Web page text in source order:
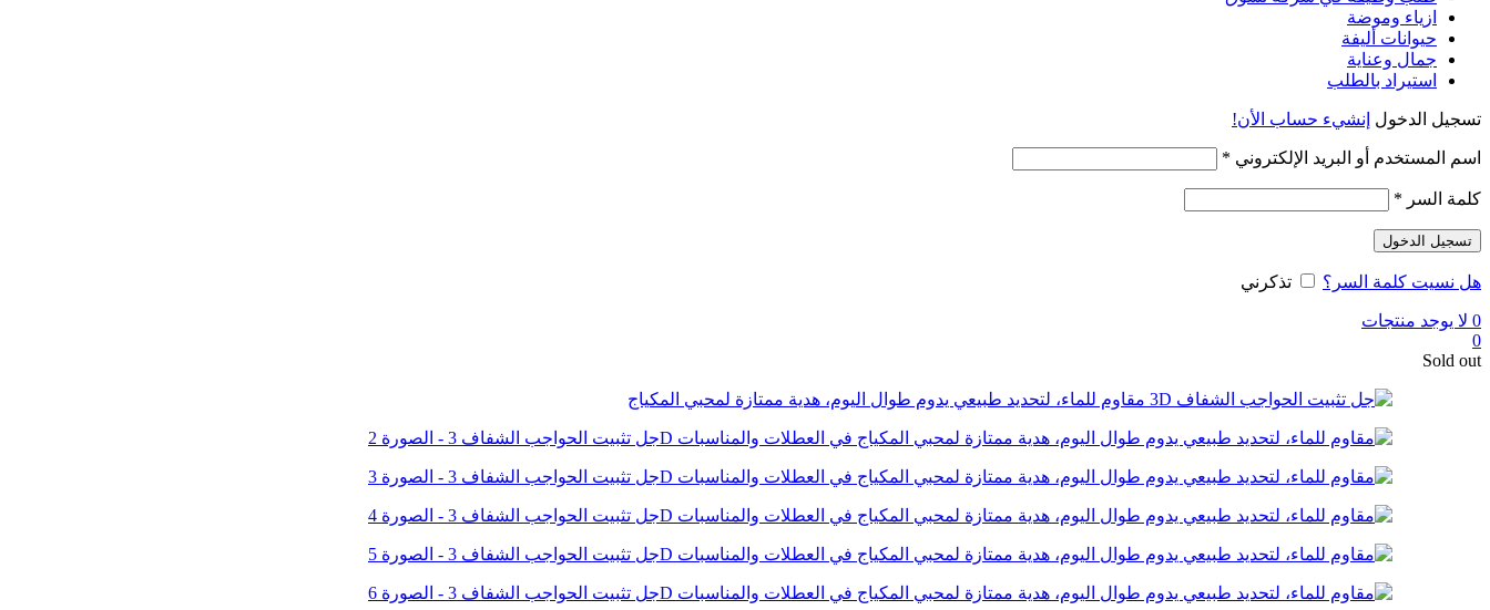
ازياء وموضة
حيوانات أليفة
جمال وعناية
استيراد بالطلب
تسجيل الدخول إنشيء حساب الأن!
اسم المستخدم أو البريد الإلكتروني *
كلمة السر *
تسجيل الدخول
هل نسيت كلمة السر؟ تذكرني
0 لا يوجد منتجات
0
Sold out